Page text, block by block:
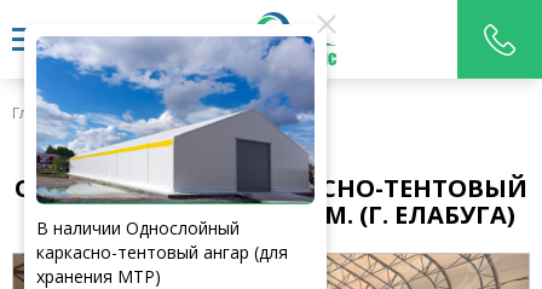
Главная > Наши работы
ОДНОСЛОЙНЫЙ КАРКАСНО-ТЕНТОВЫЙ
АНГАР Д100ХШ24ХВ15,1М. (Г. ЕЛАБУГА)
В наличии Однослойный
каркасно-тентовый ангар (для
хранения МТР)